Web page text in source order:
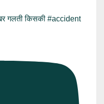
गलती किसकी #accident